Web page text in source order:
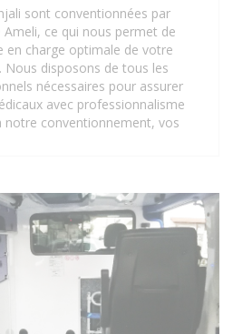
sont conventionnées par
Ameli, ce qui nous permet de
en charge optimale de votre
disposons de tous les
nécessaires pour assurer
avec professionnalisme
notre conventionnement, vos
confiance aux Ambulances
de transport sanitaire
à Saint-Denis 93 et ses
environs.